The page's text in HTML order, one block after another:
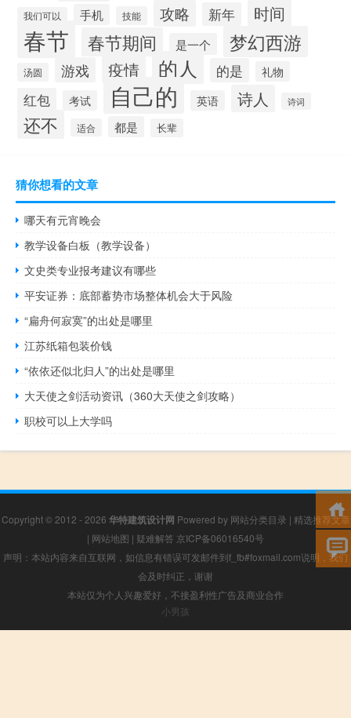
我们可以 手机 技能 攻略 新年 时间
春节 春节期间 是一个 梦幻西游
汤圆 游戏 疫情 的人 的是 礼物
红包 考试 自己的 英语 诗人 诗词
还不 适合 都是 长辈
猜你想看的文章
哪天有元宵晚会
教学设备白板（教学设备）
文史类专业报考建议有哪些
平安证券：底部蓄势市场整体机会大于风险
“扁舟何寂寞”的出处是哪里
江苏纸箱包装价钱
“依依还似北归人”的出处是哪里
大天使之剑活动资讯（360大天使之剑攻略）
职校可以上大学吗
Copyright © 2012 - 2026 华特建筑设计网 Powered by 网站分类目录 | 精选推荐文章
| 网站地图 | 疑难解答 京ICP备06016540号
声明：本站内容来自互联网，如信息有错误可发邮件到f_fb#foxmail.com说明，我们
会及时纠正，谢谢
本站仅为个人兴趣爱好，不接盈利性广告及商业合作
小男孩